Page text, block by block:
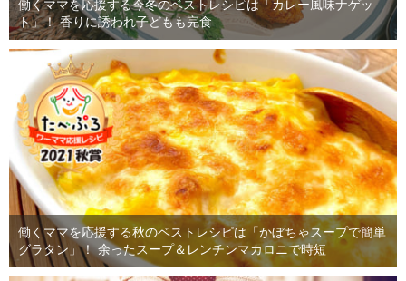
働くママを応援する今冬のベストレシピは「カレー風味ナゲッ
ト」！ 香りに誘われ子どもも完食
働くママを応援する秋のベストレシピは「かぼちゃスープで簡単
グラタン」！ 余ったスープ＆レンチンマカロニで時短